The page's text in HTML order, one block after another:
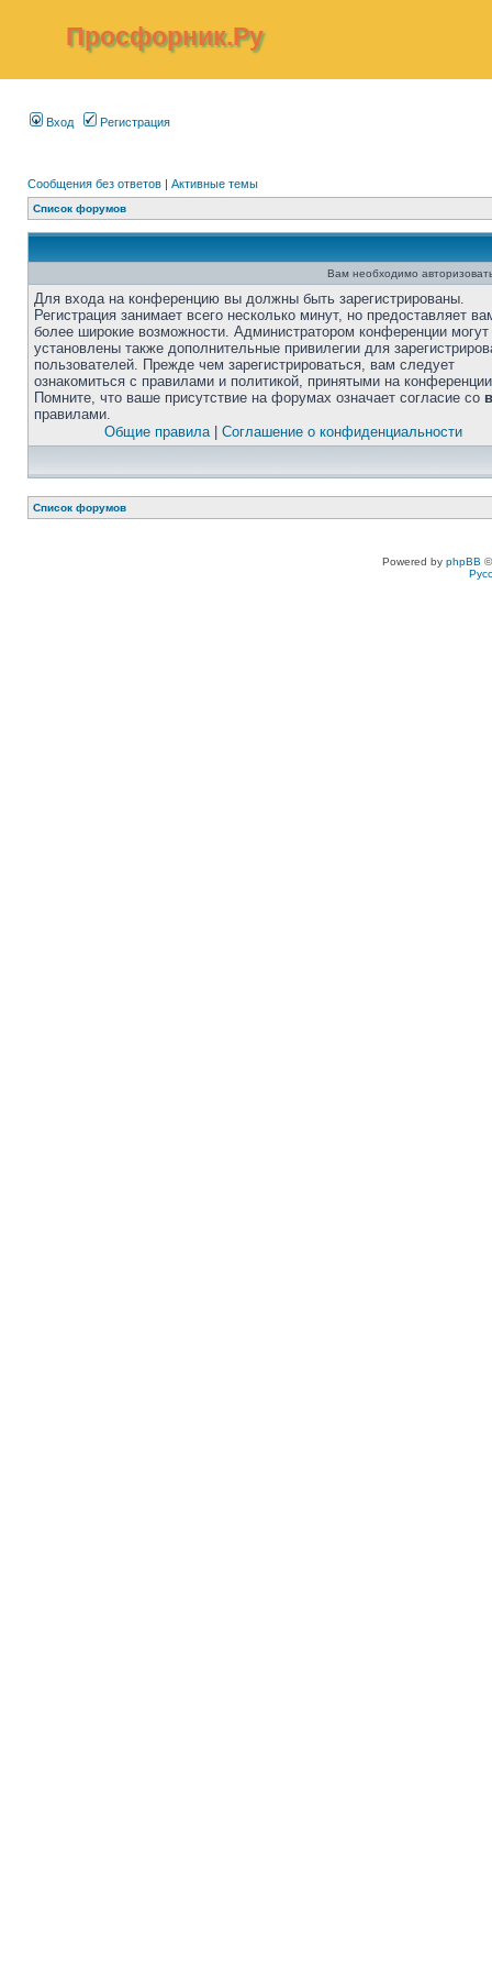
Просфорник.Ру
Вход Регистрация
Сообщения без ответов | Активные темы
Список форумов
Вам необходимо
Для входа на конференцию вы должны быть зарегистрированы.
Регистрация занимает всего несколько минут, но предоставляет
более широкие возможности. Администратором конференции
установлены также дополнительные привилегии для
пользователей. Прежде чем зарегистрироваться, вам следует
ознакомиться с правилами и политикой, принятыми на
Помните, что ваше присутствие на форумах означает согласие со
правилами.
Общие правила| Соглашение о конфиденциальности
Список форумов
Powered by phpBB